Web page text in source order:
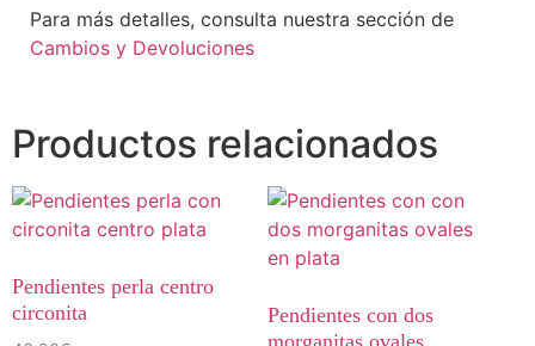
Para más detalles, consulta nuestra sección de
Cambios y Devoluciones
Productos relacionados
Pendientes perla centro
circonita
Pendientes con dos
morganitas ovales